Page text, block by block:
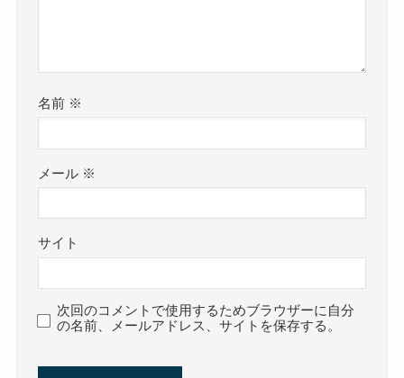
名前 ※
メール ※
サイト
次回のコメントで使用するためブラウザーに自分
の名前、メールアドレス、サイトを保存する。